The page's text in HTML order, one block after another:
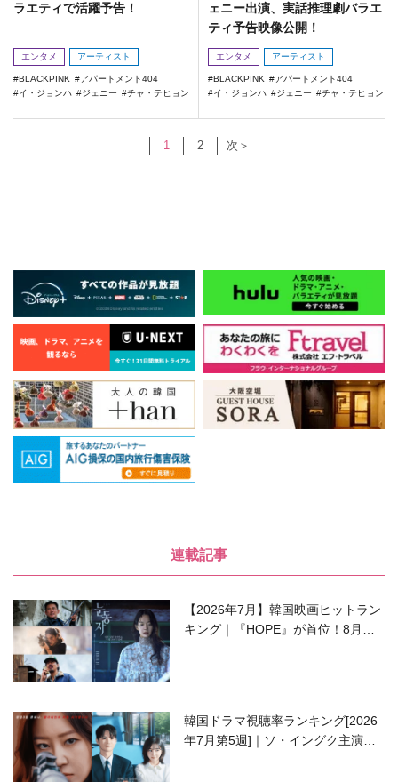
ラエティで活躍予告！
エンタメ アーティスト
BLACKPINK
アパートメント404
イ・ジョンハ
ジェニー チャ・テヒョン
ェニー出演、実話推理劇バラエ
ティ予告映像公開！
エンタメ アーティスト
BLACKPINK
アパートメント404
イ・ジョンハ
ジェニー チャ・テヒョン
1 2 次＞
連載記事
【2026年7月】韓国映画ヒットラン
キング｜『HOPE』が首位！8月公
韓国ドラマ視聴率ランキング[2026
年7月第5週]｜ソ・イングク主演の